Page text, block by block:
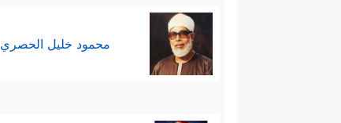
محمود خليل الحصري